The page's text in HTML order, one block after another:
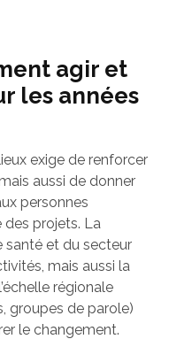
agir et
les années
exige de renforcer
aussi de donner
personnes
des projets. La
santé et du secteur
mais aussi la
régionale
groupes de parole)
le changement.